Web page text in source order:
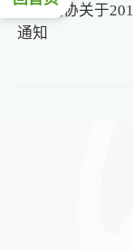
中国足协关于
通知